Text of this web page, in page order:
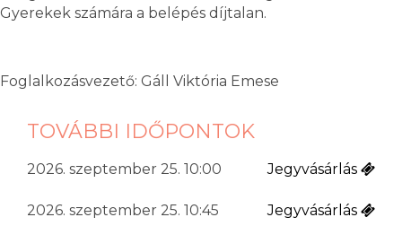
Gyerekek számára a belépés díjtalan.
Foglalkozásvezető: Gáll Viktória Emese
TOVÁBBI IDŐPONTOK
2026. szeptember 25. 10:00 Jegyvásárlás
2026. szeptember 25. 10:45 Jegyvásárlás